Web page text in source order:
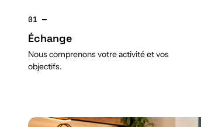
01 —
Échange
Nous comprenons votre activité et vos
objectifs.